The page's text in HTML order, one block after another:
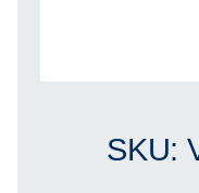
SKU: